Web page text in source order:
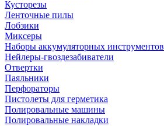
Кусторезы
Ленточные пилы
Лобзики
Миксеры
Наборы аккумуляторных инструментов
Нейлеры-гвоздезабиватели
Отвертки
Паяльники
Перфораторы
Пистолеты для герметика
Полировальные машины
Полировальные накладки